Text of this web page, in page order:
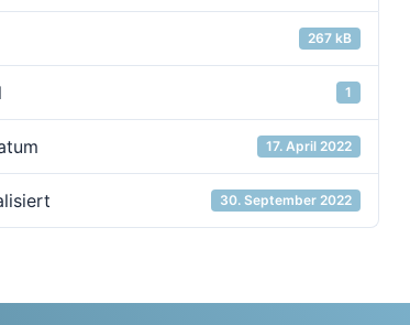
267 kB
1
17. April 2022
30. September 2022